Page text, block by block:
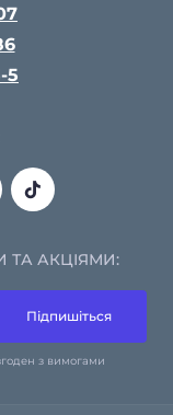
5
ТА АКЦІЯМИ:
Підпишіться
з вимогами